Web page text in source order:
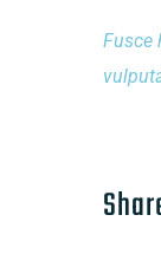
Fusce